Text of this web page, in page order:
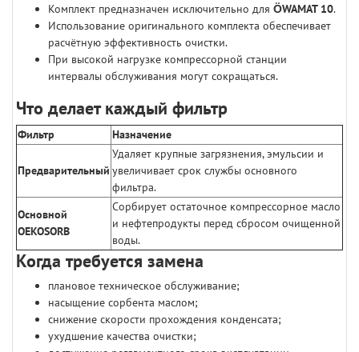
Комплект предназначен исключительно для ÖWAMAT 10.
Использование оригинального комплекта обеспечивает
расчётную эффективность очистки.
При высокой нагрузке компрессорной станции
интервалы обслуживания могут сокращаться.
Что делает каждый фильтр
Фильтр Назначение
Предварительный
Удаляет крупные загрязнения, эмульсии и
увеличивает срок службы основного
фильтра.
Основной
OEKOSORB
Сорбирует остаточное компрессорное масло
и нефтепродукты перед сбросом очищенной
воды.
Когда требуется замена
плановое техническое обслуживание;
насыщение сорбента маслом;
снижение скорости прохождения конденсата;
ухудшение качества очистки;